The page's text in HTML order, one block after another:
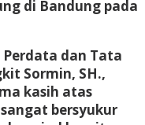
di Bandung pada
dan Tata
Sormin, SH.,
kasih atas
bersyukur